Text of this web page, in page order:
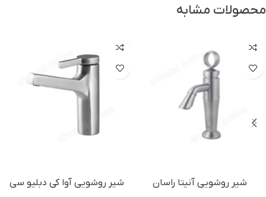
محصولات مشابه
شیر روشویی آنیتا راسان شیر روشویی آوا کی دبلیو سی